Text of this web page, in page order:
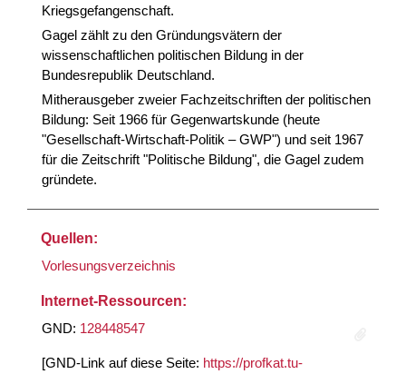
Kriegsgefangenschaft.
Gagel zählt zu den Gründungsvätern der
wissenschaftlichen politischen Bildung in der
Bundesrepublik Deutschland.
Mitherausgeber zweier Fachzeitschriften der politischen
Bildung: Seit 1966 für Gegenwartskunde (heute
"Gesellschaft-Wirtschaft-Politik – GWP") und seit 1967
für die Zeitschrift "Politische Bildung", die Gagel zudem
gründete.
Quellen:
Vorlesungsverzeichnis
Internet-Ressourcen:
GND: 128448547
[GND-Link auf diese Seite: https://profkat.tu-